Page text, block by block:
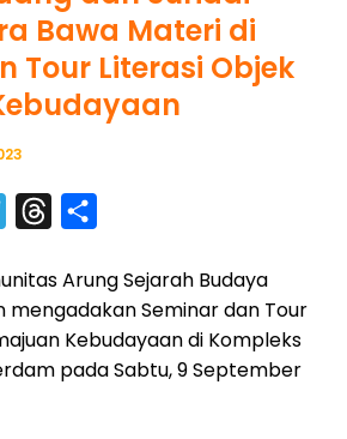
Bawa Materi di
Tour Literasi Objek
l
e
g
r
e
a
d
a
r
e
Arung Sejarah Budaya
mengadakan Seminar dan Tour
Kebudayaan di Kompleks
pada Sabtu, 9 September